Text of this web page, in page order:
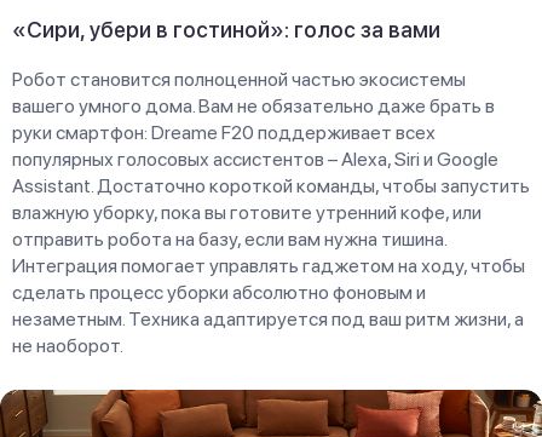
«Сири, убери в гостиной»: голос за вами
Робот становится полноценной частью экосистемы
вашего умного дома. Вам не обязательно даже брать в
руки смартфон: Dreame F20 поддерживает всех
популярных голосовых ассистентов – Alexa, Siri и Google
Assistant. Достаточно короткой команды, чтобы запустить
влажную уборку, пока вы готовите утренний кофе, или
отправить робота на базу, если вам нужна тишина.
Интеграция помогает управлять гаджетом на ходу, чтобы
сделать процесс уборки абсолютно фоновым и
незаметным. Техника адаптируется под ваш ритм жизни, а
не наоборот.